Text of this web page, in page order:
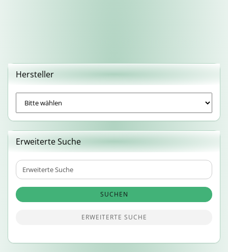
Hersteller
Erweiterte Suche
Erweiterte
Suche
SUCHEN
ERWEITERTE SUCHE